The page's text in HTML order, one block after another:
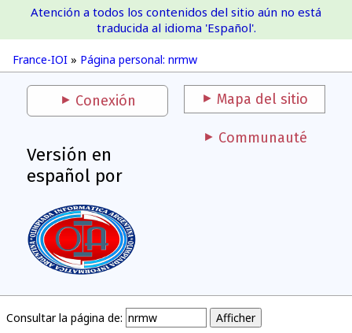
France-IOI
France-IOI » Página personal: nrmw
Atención a todos los contenidos del sitio aún no está
traducida al idioma 'Español'.
Conexión Mapa del sitio
Versión en
español por
Communauté
Consultar la página de: